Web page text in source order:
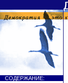
СОДЕРЖАНИЕ: